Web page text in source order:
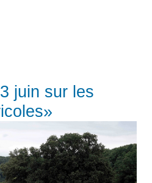
juin sur les